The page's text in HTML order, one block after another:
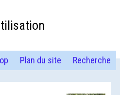
Plan du site Recherche